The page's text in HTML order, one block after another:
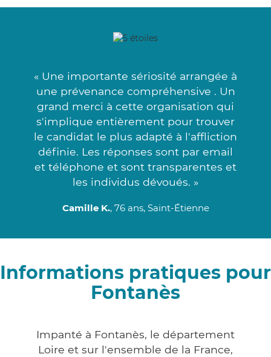
« Une importante sériosité arrangée à
une prévenance compréhensive . Un
grand merci à cette organisation qui
s'implique entièrement pour trouver
le candidat le plus adapté à l'affliction
définie. Les réponses sont par email
et téléphone et sont transparentes et
les individus dévoués. »
Camille K., 76 ans, Saint-Étienne
Informations pratiques pour
Fontanès
Impanté à Fontanès, le département
Loire et sur l'ensemble de la France,